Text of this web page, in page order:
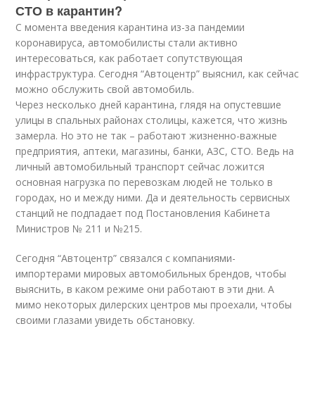
СТО в карантин?
С момента введения карантина из-за пандемии
коронавируса, автомобилисты стали активно
интересоваться, как работает сопутствующая
инфраструктура. Сегодня “Автоцентр” выяснил, как сейчас
можно обслужить свой автомобиль.
Через несколько дней карантина, глядя на опустевшие
улицы в спальных районах столицы, кажется, что жизнь
замерла. Но это не так – работают жизненно-важные
предприятия, аптеки, магазины, банки, АЗС, СТО. Ведь на
личный автомобильный транспорт сейчас ложится
основная нагрузка по перевозкам людей не только в
городах, но и между ними. Да и деятельность сервисных
станций не подпадает под Постановления Кабинета
Министров № 211 и №215.
Сегодня “Автоцентр” связался с компаниями-
импортерами мировых автомобильных брендов, чтобы
выяснить, в каком режиме они работают в эти дни. А
мимо некоторых дилерских центров мы проехали, чтобы
своими глазами увидеть обстановку.